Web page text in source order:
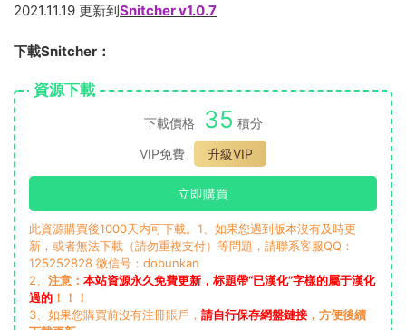
2021.11.19 更新到Snitcher v1.0.7
下載Snitcher：
資源下載
下載價格 35 積分
VIP免費
升級VIP
立即購買
此資源購買後1000天内可下載。1、如果您遇到版本沒有及時更
新，或者無法下載（請勿重複支付）等問題，請聯系客服QQ：
125252828 微信号：dobunkan
2、 注意： 本站資源永久免費更新，标題帶“已漢化”字樣的屬于漢化
過的 ！！！
3、如果您購買前沒有注冊賬戶， 請自行保存網盤鏈接 ，方便後續